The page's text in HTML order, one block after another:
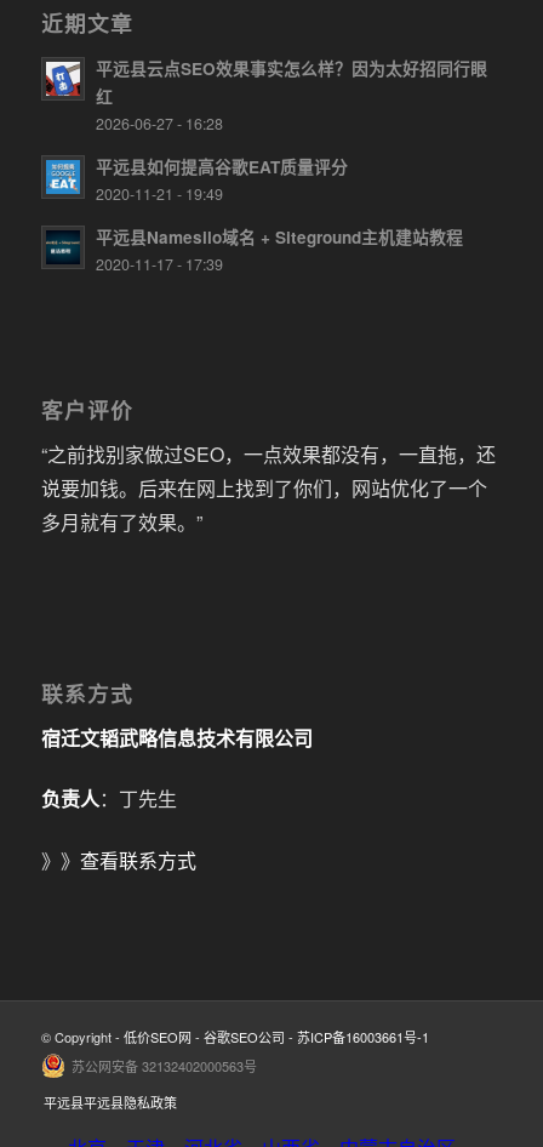
近期文章
平远县云点SEO效果事实怎么样？因为太好招同行眼
红
2026-06-27 - 16:28
平远县如何提高谷歌EAT质量评分
2020-11-21 - 19:49
平远县Namesilo域名 + Siteground主机建站教程
2020-11-17 - 17:39
客户评价
“之前找别家做过SEO，一点效果都没有，一直拖，还
说要加钱。后来在网上找到了你们，网站优化了一个
多月就有了效果。”
联系方式
宿迁文韬武略信息技术有限公司
负责人：丁先生
》》 查看联系方式
© Copyright - 低价SEO网 - 谷歌SEO公司 - 苏ICP备16003661号-1
苏公网安备 32132402000563号
平远县平远县隐私政策